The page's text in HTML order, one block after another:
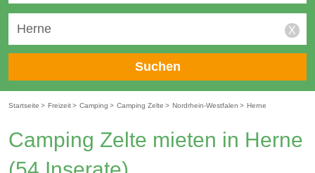
X
Suchen
Startseite > Freizeit> Camping > Camping Zelte > Nordrhein-Westfalen > Herne
Camping Zelte mieten in Herne